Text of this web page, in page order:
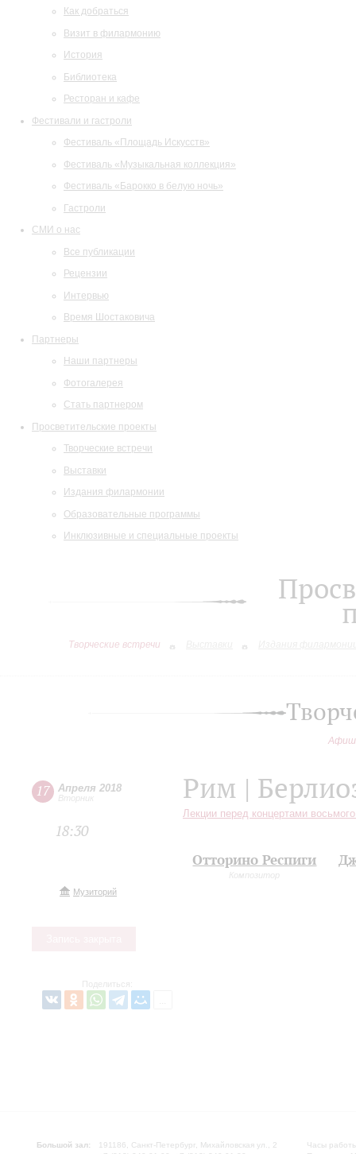
Как добраться
Визит в филармонию
История
Библиотека
Ресторан и кафе
Фестивали и гастроли
Фестиваль «Площадь Искусств»
Фестиваль «Музыкальная коллекция»
Фестиваль «Барокко в белую ночь»
Гастроли
СМИ о нас
Все публикации
Рецензии
Интервью
Время Шостаковича
Партнеры
Наши партнеры
Фотогалерея
Стать партнером
Просветительские проекты
Творческие встречи
Выставки
Издания филармонии
Образовательные программы
Инклюзивные и специальные проекты
Творческие встречи
17 Апреля 2018
Вторник
18:30
Музиторий
Поделиться:
Рим |
Лекции перед концертами
Отторино Респиги
Композитор
Большой зал:
191186, Санкт-Петербург, Михайловская ул., 2
Часы